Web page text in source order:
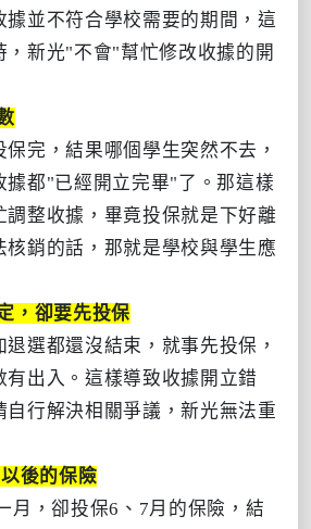
據並不符合學校需要的期間，這
，新光"不會"幫忙修改收據的開
完，結果哪個學生突然不去，
據都"已經開立完畢"了。那這樣
調整收據，畢竟投保就是下好離
核銷的話，那就是學校與學生應
，卻要先投保
選都還沒結束，就事先投保，
有出入。這樣導致收據開立錯
自行解決相關爭議，新光無法重
後的保險
月，卻投保6、7月的保險，結